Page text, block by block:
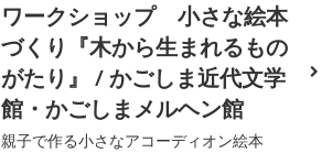
ワークショップ 小さな絵本
づくり『木から生まれるもの
がたり』 / かごしま近代文学
館・かごしまメルヘン館
親子で作る小さなアコーディオン絵本